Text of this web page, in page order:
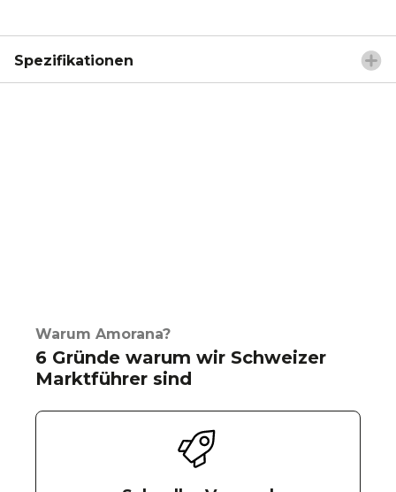
Spezifikationen
Warum Amorana?
6 Gründe warum wir Schweizer
Marktführer sind